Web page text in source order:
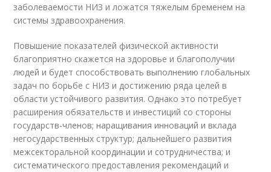
заболеваемости НИЗ и ложатся тяжелым бременем на
системы здравоохранения.
Повышение показателей физической активности
благоприятно скажется на здоровье и благополучии
людей и будет способствовать выполнению глобальных
задач по борьбе с НИЗ и достижению ряда целей в
области устойчивого развития. Однако это потребует
расширения обязательств и инвестиций со стороны
государств-членов; наращивания инноваций и вклада
негосударственных структур; дальнейшего развития
межсекторальной координации и сотрудничества; и
систематического предоставления рекомендаций и